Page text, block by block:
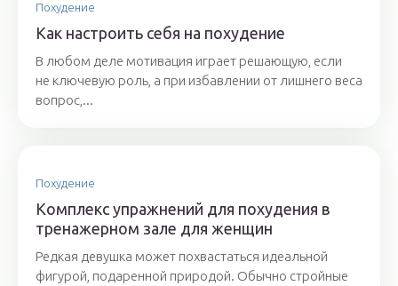
Похудение
Как настроить себя на похудение
В любом деле мотивация играет решающую, если
не ключевую роль, а при избавлении от лишнего веса
вопрос,...
Похудение
Комплекс упражнений для похудения в
тренажерном зале для женщин
Редкая девушка может похвастаться идеальной
фигурой, подаренной природой. Обычно стройные